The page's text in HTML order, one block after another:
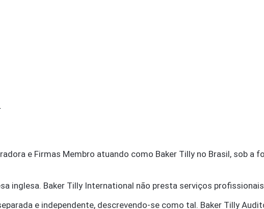
e Firmas Membro atuando como Baker Tilly no Brasil, sob a
inglesa. Baker Tilly International não presta serviços
e independente, descrevendo-se como tal. Baker Tilly